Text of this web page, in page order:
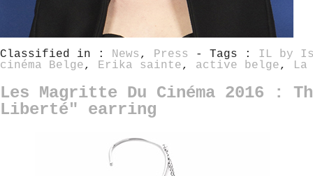
Classified in : News , Press - Tags : IL by
cinéma Belge, Erika sainte, active belge,
Les Magritte Du Cinéma 2016 :
Liberté" earring